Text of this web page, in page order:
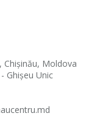
Chișinău, Moldova
Ghișeu Unic